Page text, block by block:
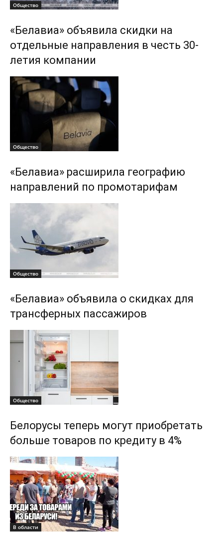
Общество
«Белавиа» объявила скидки на
отдельные направления в честь 30-
летия компании
Общество
«Белавиа» расширила географию
направлений по промотарифам
Общество
«Белавиа» объявила о скидках для
трансферных пассажиров
Общество
Белорусы теперь могут приобретать
больше товаров по кредиту в 4%
В области